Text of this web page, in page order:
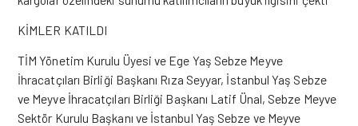
KİMLER KATILDI
TİM Yönetim Kurulu Üyesi ve Ege Yaş Sebze Meyve
İhracatçıları Birliği Başkanı Rıza Seyyar, İstanbul Yaş Sebze
ve Meyve İhracatçıları Birliği Başkanı Latif Ünal, Sebze Meyve
Sektör Kurulu Başkanı ve İstanbul Yaş Sebze ve Meyve